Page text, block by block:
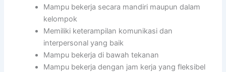
Mampu bekerja secara mandiri maupun dalam
kelompok
Memiliki keterampilan komunikasi dan
interpersonal yang baik
Mampu bekerja di bawah tekanan
Mampu bekerja dengan jam kerja yang fleksibel